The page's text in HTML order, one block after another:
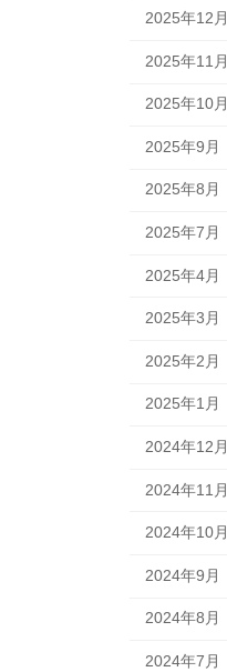
2025年12月
2025年11月
2025年10月
2025年9月
2025年8月
2025年7月
2025年4月
2025年3月
2025年2月
2025年1月
2024年12月
2024年11月
2024年10月
2024年9月
2024年8月
2024年7月